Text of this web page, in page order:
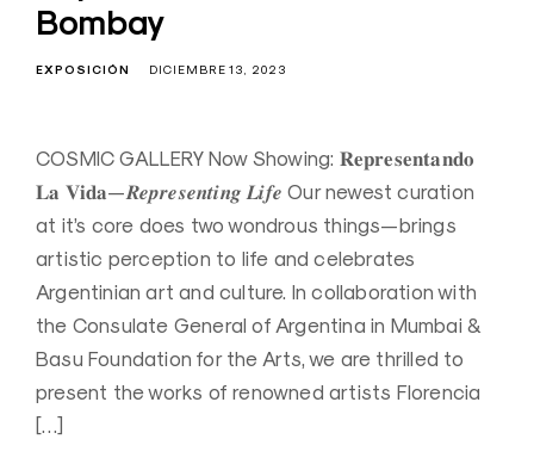
Bombay
EXPOSICIÓN DICIEMBRE 13, 2023
COSMIC GALLERY Now Showing: 𝐑𝐞𝐩𝐫𝐞𝐬𝐞𝐧𝐭𝐚𝐧𝐝𝐨
𝐋𝐚 𝐕𝐢𝐝𝐚—𝑹𝒆𝒑𝒓𝒆𝒔𝒆𝒏𝒕𝒊𝒏𝒈 𝑳𝒊𝒇𝒆 Our newest curation
at it’s core does two wondrous things—brings
artistic perception to life and celebrates
Argentinian art and culture. In collaboration with
the Consulate General of Argentina in Mumbai &
Basu Foundation for the Arts, we are thrilled to
present the works of renowned artists Florencia
[…]